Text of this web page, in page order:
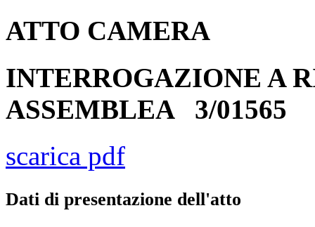
ATTO CAMERA
INTERROGAZIONE A
ASSEMBLEA 3/01565
scarica pdf
Dati di presentazione dell'atto